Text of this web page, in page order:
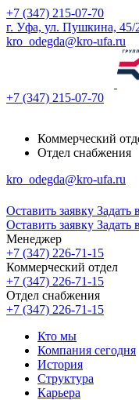
+7 (347) 215-07-70
г. Уфа, ул. Пушкина, 45/
kro_odegda@kro-ufa.ru
+7 (347) 215-07-70
Коммерческий
Отдел снабжения
kro_odegda@kro-ufa.ru
Оставить заявку Задать
Оставить заявку Задать
Менеджер
+7 (347) 226-71-15
Коммерческий отдел
+7 (347) 226-71-15
Отдел снабжения
+7 (347) 226-71-15
Кто мы
Компания сегодня
История
Структура
Карьера